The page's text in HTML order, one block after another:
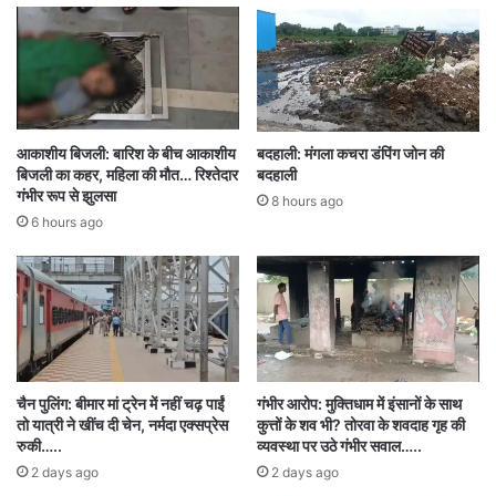
बस्तर में सुरक्षा बलों को भारी पड़ता देख नक्सलियों में
खलबली मची हुई है और वे अन्य जगहों पर अपना ठिकाना
ढूंढ रहे हैं। जनवरी माह में रायपुर रेंज के गरियाबंद में नक्सली
ठिकाना ढूंढने पहुंचे लेकिन जवानों ने एक करोड़ के इनामी
समेत 19 नक्सलियों को मारा गया था। वहीं अब बलरामपुर में
नक्सलियों ने एक बार फिर से अपनी मौजूदगी दर्ज कराई है।
सामरी पाठ थाना क्षेत्र स्थित अटल चौक पर नक्सलियों ने
धमकी भरे पोस्टर चिपकाए हैं, जिनमें पुलिस और वन विभाग
को चेतावनी दी गई है।
जानकारी के अनुसार, बलरामपुर जिले के पुनदाग अटल चौक
पर नक्सलियों ने एक पोस्टर लगाया है। जिसमें पुलिस और
वन विभाग को चेतावनी देते हुए नक्सलियों ने यह स्पष्ट रूप से
आकाशीय बिजली: बारिश के बीच आकाशीय
बिजली का कहर, महिला की मौत… रिश्तेदार
गंभीर रूप से झुलसा
6 hours ago
बदहाली: मंगला कचरा डंपिंग जोन की
बदहाली
8 hours ago
चैन पुलिंग: बीमार मां ट्रेन में नहीं चढ़ पाईं
तो यात्री ने खींच दी चेन, नर्मदा एक्सप्रेस
रुकी…..
2 days ago
गंभीर आरोप: मुक्तिधाम में इंसानों के साथ
कुत्तों के शव भी? तोरवा के शवदाह गृह की
व्यवस्था पर उठे गंभीर सवाल…..
2 days ago